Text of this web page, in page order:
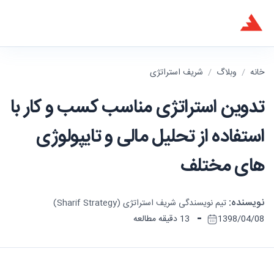
خانه / وبلاگ / شریف استراتژی
تدوین استراتژی مناسب کسب و کار با
استفاده از تحلیل مالی و تایپولوژی
های مختلف
نویسنده: تیم نویسندگی شریف استراتژی (Sharif Strategy)
1398/04/08
- 13 دقیقه مطالعه